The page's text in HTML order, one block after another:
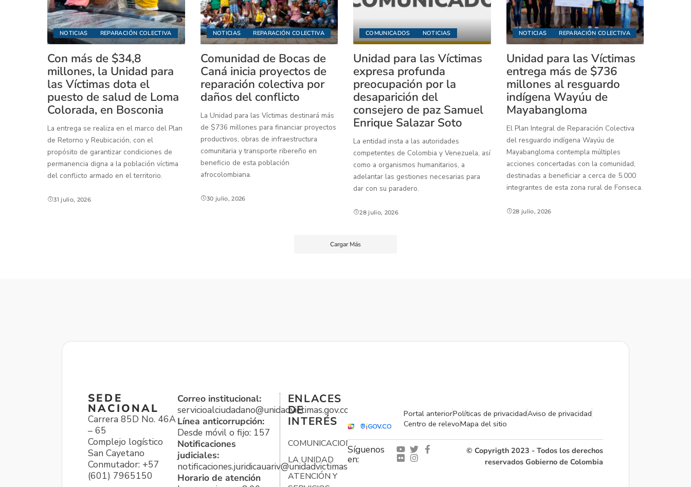
NOTICIAS REPARACIÓN COLECTIVA
Con más de $34,8
millones, la Unidad para
las Víctimas dota el
puesto de salud de Loma
Colorada, en Bosconia
La entrega se realiza en el marco del Plan
de Retorno y Reubicación, con el
propósito de garantizar condiciones de
permanencia digna a la población víctima
del conflicto armado en el territorio.
31 julio, 2026
NOTICIAS REPARACIÓN COLECTIVA
Comunidad de Bocas de
Caná inicia proyectos de
reparación colectiva por
daños del conflicto
La Unidad para las Víctimas destinará más
de $736 millones para financiar proyectos
productivos, obras de infraestructura
comunitaria y transporte ribereño en
beneficio de esta población
afrocolombiana.
30 julio, 2026
COMUNICADOS NOTICIAS
Unidad para las Víctimas
expresa profunda
preocupación por la
desaparición del
consejero de paz Samuel
Enrique Salazar Soto
La entidad insta a las autoridades
competentes de Colombia y Venezuela, así
como a organismos humanitarios, a
adelantar las gestiones necesarias para
dar con su paradero.
28 julio, 2026
NOTICIAS REPARACIÓN COLECTIVA
Unidad para las Víctimas
entrega más de $736
millones al resguardo
indígena Wayúu de
Mayabangloma
El Plan Integral de Reparación Colectiva
del resguardo indígena Wayúu de
Mayabangloma contempla múltiples
acciones concertadas con la comunidad,
destinadas a beneficiar a cerca de 5.000
integrantes de esta zona rural de Fonseca.
28 julio, 2026
Cargar Más
SEDE
NACIONAL
Carrera 85D No. 46A
– 65
Complejo logístico
San Cayetano
Conmutador: +57
(601) 7965150
Correo institucional:
servicioalciudadano@unidadvictimas.gov.co
Línea anticorrupción:
Desde móvil o fijo: 157
Notificaciones
judiciales:
notificaciones.juridicauariv@unidadvictimas.gov.co
Horario de atención
ENLACES
DE
INTERÉS
COMUNICACIONES
LA UNIDAD
ATENCIÓN Y
Portal anteriorPolíticas de privacidadAviso de privacidad
Centro de relevoMapa del sitio
Síguenos
en:
© Copyrigth 2023 - Todos los derechos
reservados Gobierno de Colombia